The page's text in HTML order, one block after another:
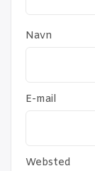
Navn
E-mail
Websted